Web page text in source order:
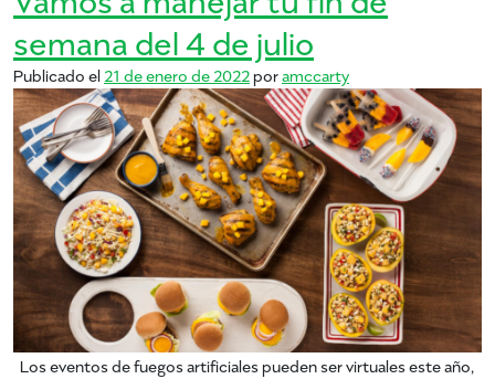
semana del 4 de julio
Publicado el 21 de enero de 2022poramccarty
Los eventos de fuegos artificiales pueden ser virtuales este año,